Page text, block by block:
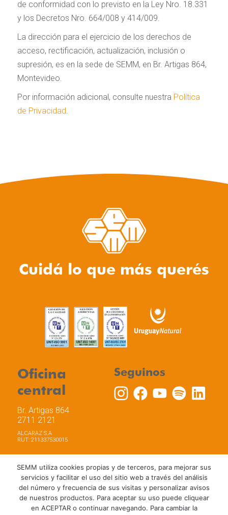
de conformidad con lo previsto en la Ley Nro. 18.331
y los Decretos Nro. 664/008 y 414/009.
La dirección para el ejercicio de los derechos de
acceso, rectificación, actualización, inclusión o
supresión, es en la sede de SEMM, en Br. Artigas 864,
Montevideo.
Por información adicional, consulte nuestra Política
de Privacidad.
Cuidá lo que más querés
Oficina
central
Br. Artigas 864
2711 2121
ALCARAZ S.A
RUT: 211337530015
Seguinos
Trabaja con nosotros
Política de privacidad
Términos y Condiciones de Uso
Política de Cookies
SEMM utiliza cookies propias y de terceros, para mejorar sus
servicios y facilitar el uso del sitio web a través del análisis
del número y frecuencia de sus visitas y personalizar avisos
de nuestros productos. Para aceptar su uso puede cliquear
en ACEPTAR o continuar navegando. Para cambiar la